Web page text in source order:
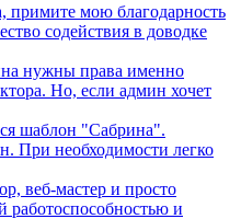
примите мою благодарность
содействия в доводке
нужны права именно
Но, если админ хочет
шаблон "Сабрина".
При необходимости легко
веб-мастер и просто
работоспособностью и